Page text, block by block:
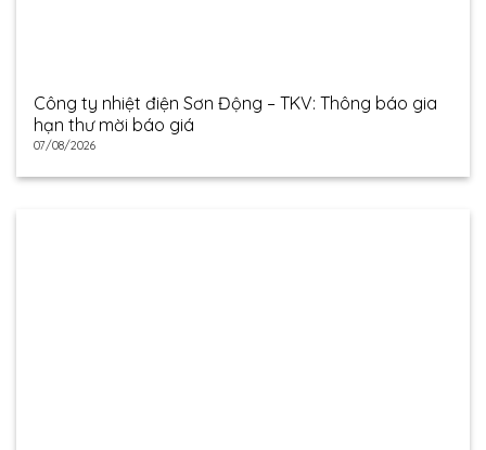
Công ty nhiệt điện Sơn Động – TKV: Thông báo gia
hạn thư mời báo giá
07/08/2026